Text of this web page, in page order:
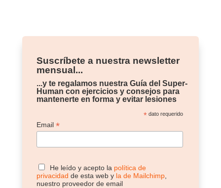
Suscríbete a nuestra newsletter
mensual...
...y te regalamos nuestra Guía del Super-
Human con ejercicios y consejos para
mantenerte en forma y evitar lesiones
*dato requerido
Email*
He leído y acepto la política de
privacidad de esta web y la de Mailchimp
nuestro proveedor de email